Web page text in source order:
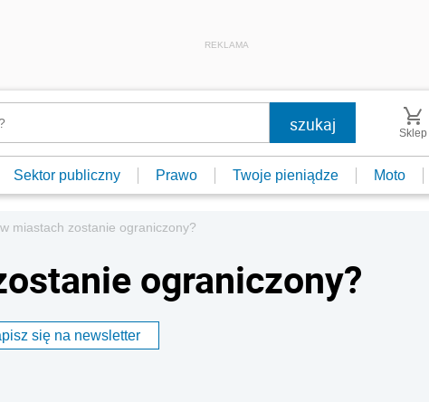
REKLAMA
Sklep
Sektor publiczny Prawo Twoje pieniądze Moto
miastach zostanie ograniczony?
ograniczony?
się na newsletter